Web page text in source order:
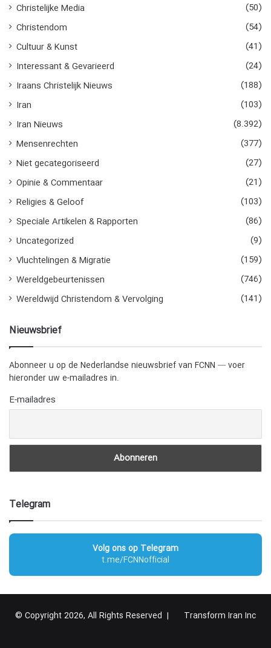
Christelijke Media
(50)
Christendom
(54)
Cultuur & Kunst
(41)
Interessant & Gevarieerd
(24)
Iraans Christelijk Nieuws
(188)
Iran
(103)
Iran Nieuws
(8.392)
Mensenrechten
(377)
Niet gecategoriseerd
(27)
Opinie & Commentaar
(21)
Religies & Geloof
(103)
Speciale Artikelen & Rapporten
(86)
Uncategorized
(9)
Vluchtelingen & Migratie
(159)
Wereldgebeurtenissen
(746)
Wereldwijd Christendom & Vervolging
(141)
Nieuwsbrief
Abonneer u op de Nederlandse nieuwsbrief van FCNN — voer
hieronder uw e-mailadres in.
E-mailadres
Telegram
Volg ons op Telegram
t.me/FCNNofficial
© Copyright 2026, All Rights Reserved | Transform Iran Inc